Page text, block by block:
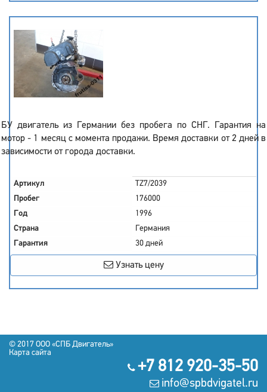
БУ двигатель из Германии без пробега по СНГ. Гарантия на
мотор - 1 месяц с момента продажи. Время доставки от 2 дней в
зависимости от города доставки.
Артикул
TZ7/2039
Пробег
176000
Год
1996
Страна
Германия
Гарантия
30 дней
Узнать цену
© 2017 OOO «СПБ Двигатель»
Карта сайта
+7 812 920-35-50
info@spbdvigatel.ru